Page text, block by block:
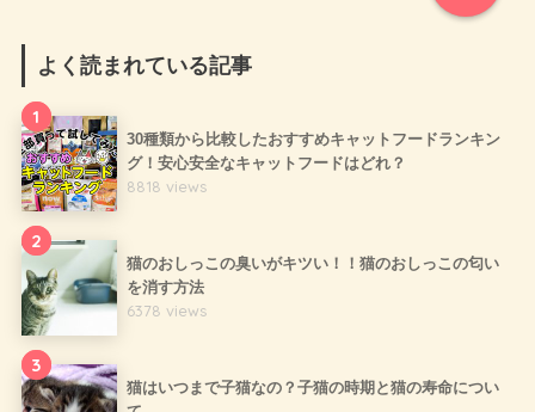
よく読まれている記事
1
30種類から比較したおすすめキャットフードランキン
グ！安心安全なキャットフードはどれ？
8818 views
2
猫のおしっこの臭いがキツい！！猫のおしっこの匂い
を消す方法
6378 views
3
猫はいつまで子猫なの？子猫の時期と猫の寿命につい